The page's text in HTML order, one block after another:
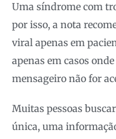
Uma síndrome com
por isso, a nota
viral apenas em
apenas em casos
mensageiro não for
Muitas pessoas
única, uma